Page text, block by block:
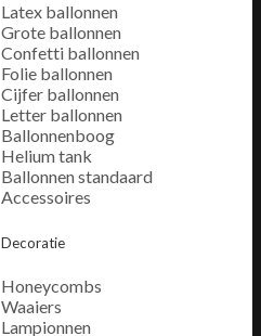
Latex ballonnen
Grote ballonnen
Confetti ballonnen
Folie ballonnen
Cijfer ballonnen
Letter ballonnen
Ballonnenboog
Helium tank
Ballonnen standaard
Accessoires
Decoratie
Honeycombs
Waaiers
Lampionnen